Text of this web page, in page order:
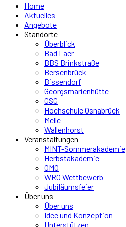
Home
Aktuelles
Angebote
Standorte
Überblick
Bad Laer
BBS Brinkstraße
Bersenbrück
Bissendorf
Georgsmarienhütte
GSG
Hochschule Osnabrück
Melle
Wallenhorst
Veranstaltungen
MINT-Sommerakademie
Herbstakademie
OMO
WRO Wettbewerb
Jubiläumsfeier
Über uns
Über uns
Idee und Konzeption
Unterstützen